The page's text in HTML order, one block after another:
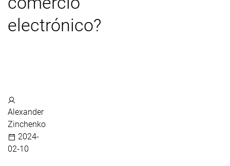
electrónico?
Alexander
Zinchenko
2024-
02-10